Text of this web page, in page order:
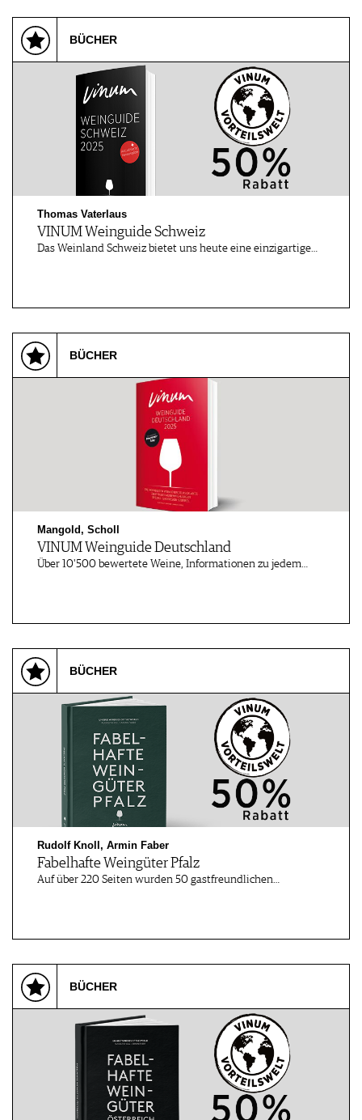
VORTEILSWELT
WEINSZENE
PORTRAITS
VINOPHILES
ANMELDEN
GEWINNSPIELE
VORTEILSWELT
TRINKREIFETABELLE
NEWSLETTER
WINE TRADE CLUB
REDAKTION
IMPRESSUM
AGB & DATENSCHUTZ
FAQ
BÜCHER
Thomas Vaterlaus
VINUM Weinguide Schweiz
Das Weinland Schweiz bietet uns heute eine einzigartige…
BÜCHER
Mangold, Scholl
VINUM Weinguide Deutschland
Über 10'500 bewertete Weine, Informationen zu jedem…
BÜCHER
Rudolf Knoll, Armin Faber
Fabelhafte Weingüter Pfalz
Auf über 220 Seiten wurden 50 gastfreundlichen…
BÜCHER